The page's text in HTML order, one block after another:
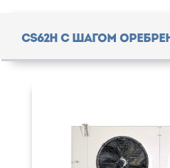
CS62H с шагом